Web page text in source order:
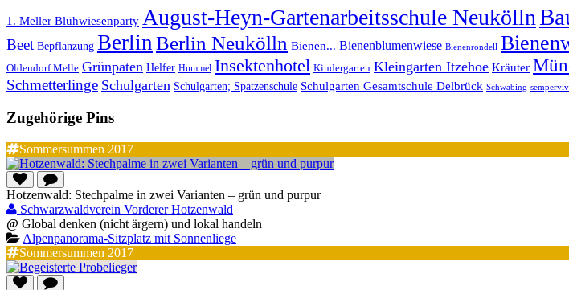
1. Meller Blühwiesenparty August-Heyn-Gartenarbeitsschule Neukölln
Beet Bepflanzung BerlinBerlin Neukölln Bienen... Bienenblumenwiese Bienenrondell
Oldendorf Melle Grünpaten Helfer Hummel Insektenhotel Kindergarten Kleingarten Itzehoe Kräuter
Schmetterlinge Schulgarten Schulgarten; Spatzenschule Schulgarten Gesamtschule Delbrück Schwabing
Zugehörige Pins
Sommersummen 2017
Hotzenwald: Stechpalme in zwei Varianten – grün und purpur
Schwarzwaldverein Vorderer Hotzenwald
@ Global denken (nicht ärgern) und lokal handeln
Alpenpanorama-Sitzplatz mit Sonnenliege
Sommersummen 2017